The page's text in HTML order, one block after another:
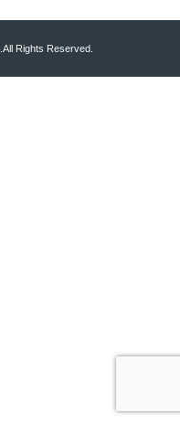
.All Rights Reserved.